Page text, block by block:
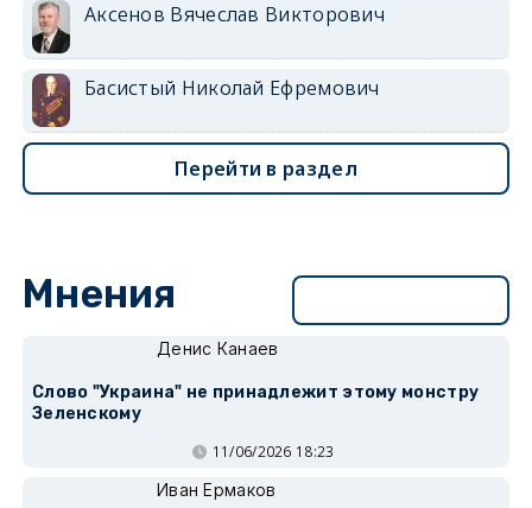
Аксенов Вячеслав Викторович
Басистый Николай Ефремович
Перейти в раздел
Мнения
Денис Канаев
Слово "Украина" не принадлежит этому монстру
Зеленскому
11/06/2026 18:23
Иван Ермаков